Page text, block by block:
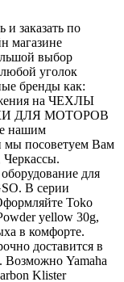
заказать по
магазине
выбор
уголок
бренды как:
на ЧЕХЛЫ
ДЛЯ МОТОРОВ
нашим
мы посоветуем Вам
Черкассы.
для
В серии
Toko
yellow 30g,
в комфорте.
доставится в
Yamaha
Klister